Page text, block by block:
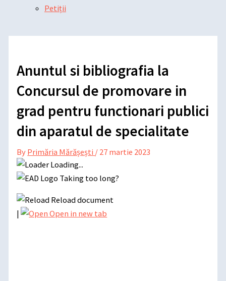
Petiții
Anuntul si bibliografia la
Concursul de promovare in
grad pentru functionari publici
din aparatul de specialitate
By Primăria Mărășești / 27 martie 2023
Loading...
Taking too long?
Reload document
|
Open in new tab